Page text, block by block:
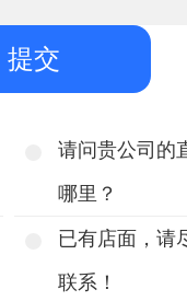
请问贵公司的
哪里？
已有店面，请
联系！